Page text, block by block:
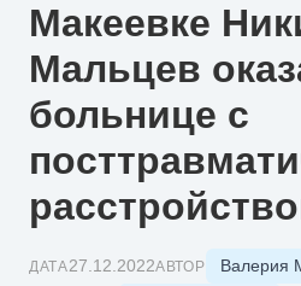
Макеевке
Мальцев
больнице с
ДАТА27.12.2022АВТОР Валерия